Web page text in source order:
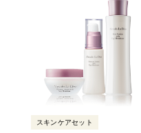
お買い物ガイド
よくあるご質問
スキンケアセット